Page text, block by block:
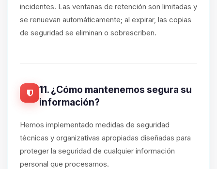
incidentes. Las ventanas de retención son limitadas y
se renuevan automáticamente; al expirar, las copias
de seguridad se eliminan o sobrescriben.
11. ¿Cómo mantenemos segura su
información?
Hemos implementado medidas de seguridad
técnicas y organizativas apropiadas diseñadas para
proteger la seguridad de cualquier información
personal que procesamos.